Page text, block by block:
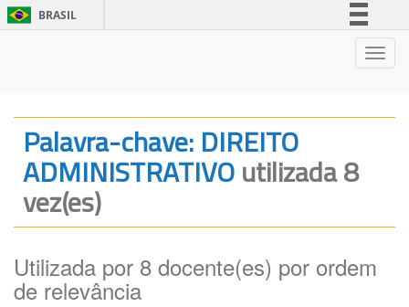
BRASIL
Legislação
Canais
Palavra-chave: DIREITO
ADMINISTRATIVOutilizada 8
vez(es)
Utilizada por 8 docente(es) por ordem
de relevância